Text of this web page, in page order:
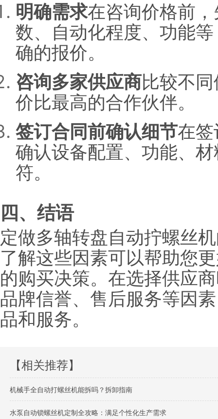
明确需求在咨询价格前
数、自动化程度、功能
确的报价。
咨询多家供应商比较不
价比最高的合作伙伴。
签订合同前确认细节在
确认设备配置、功能、
符。
四、结语
定做多轴转盘自动拧螺丝
了解这些因素可以帮助您
的购买决策。在选择供应
品牌信誉、售后服务等因
品和服务。
【相关推荐】
机械手全自动打螺丝机能拆吗？拆卸指南
水泵自动锁螺丝机定制全攻略：满足个性化生产需求